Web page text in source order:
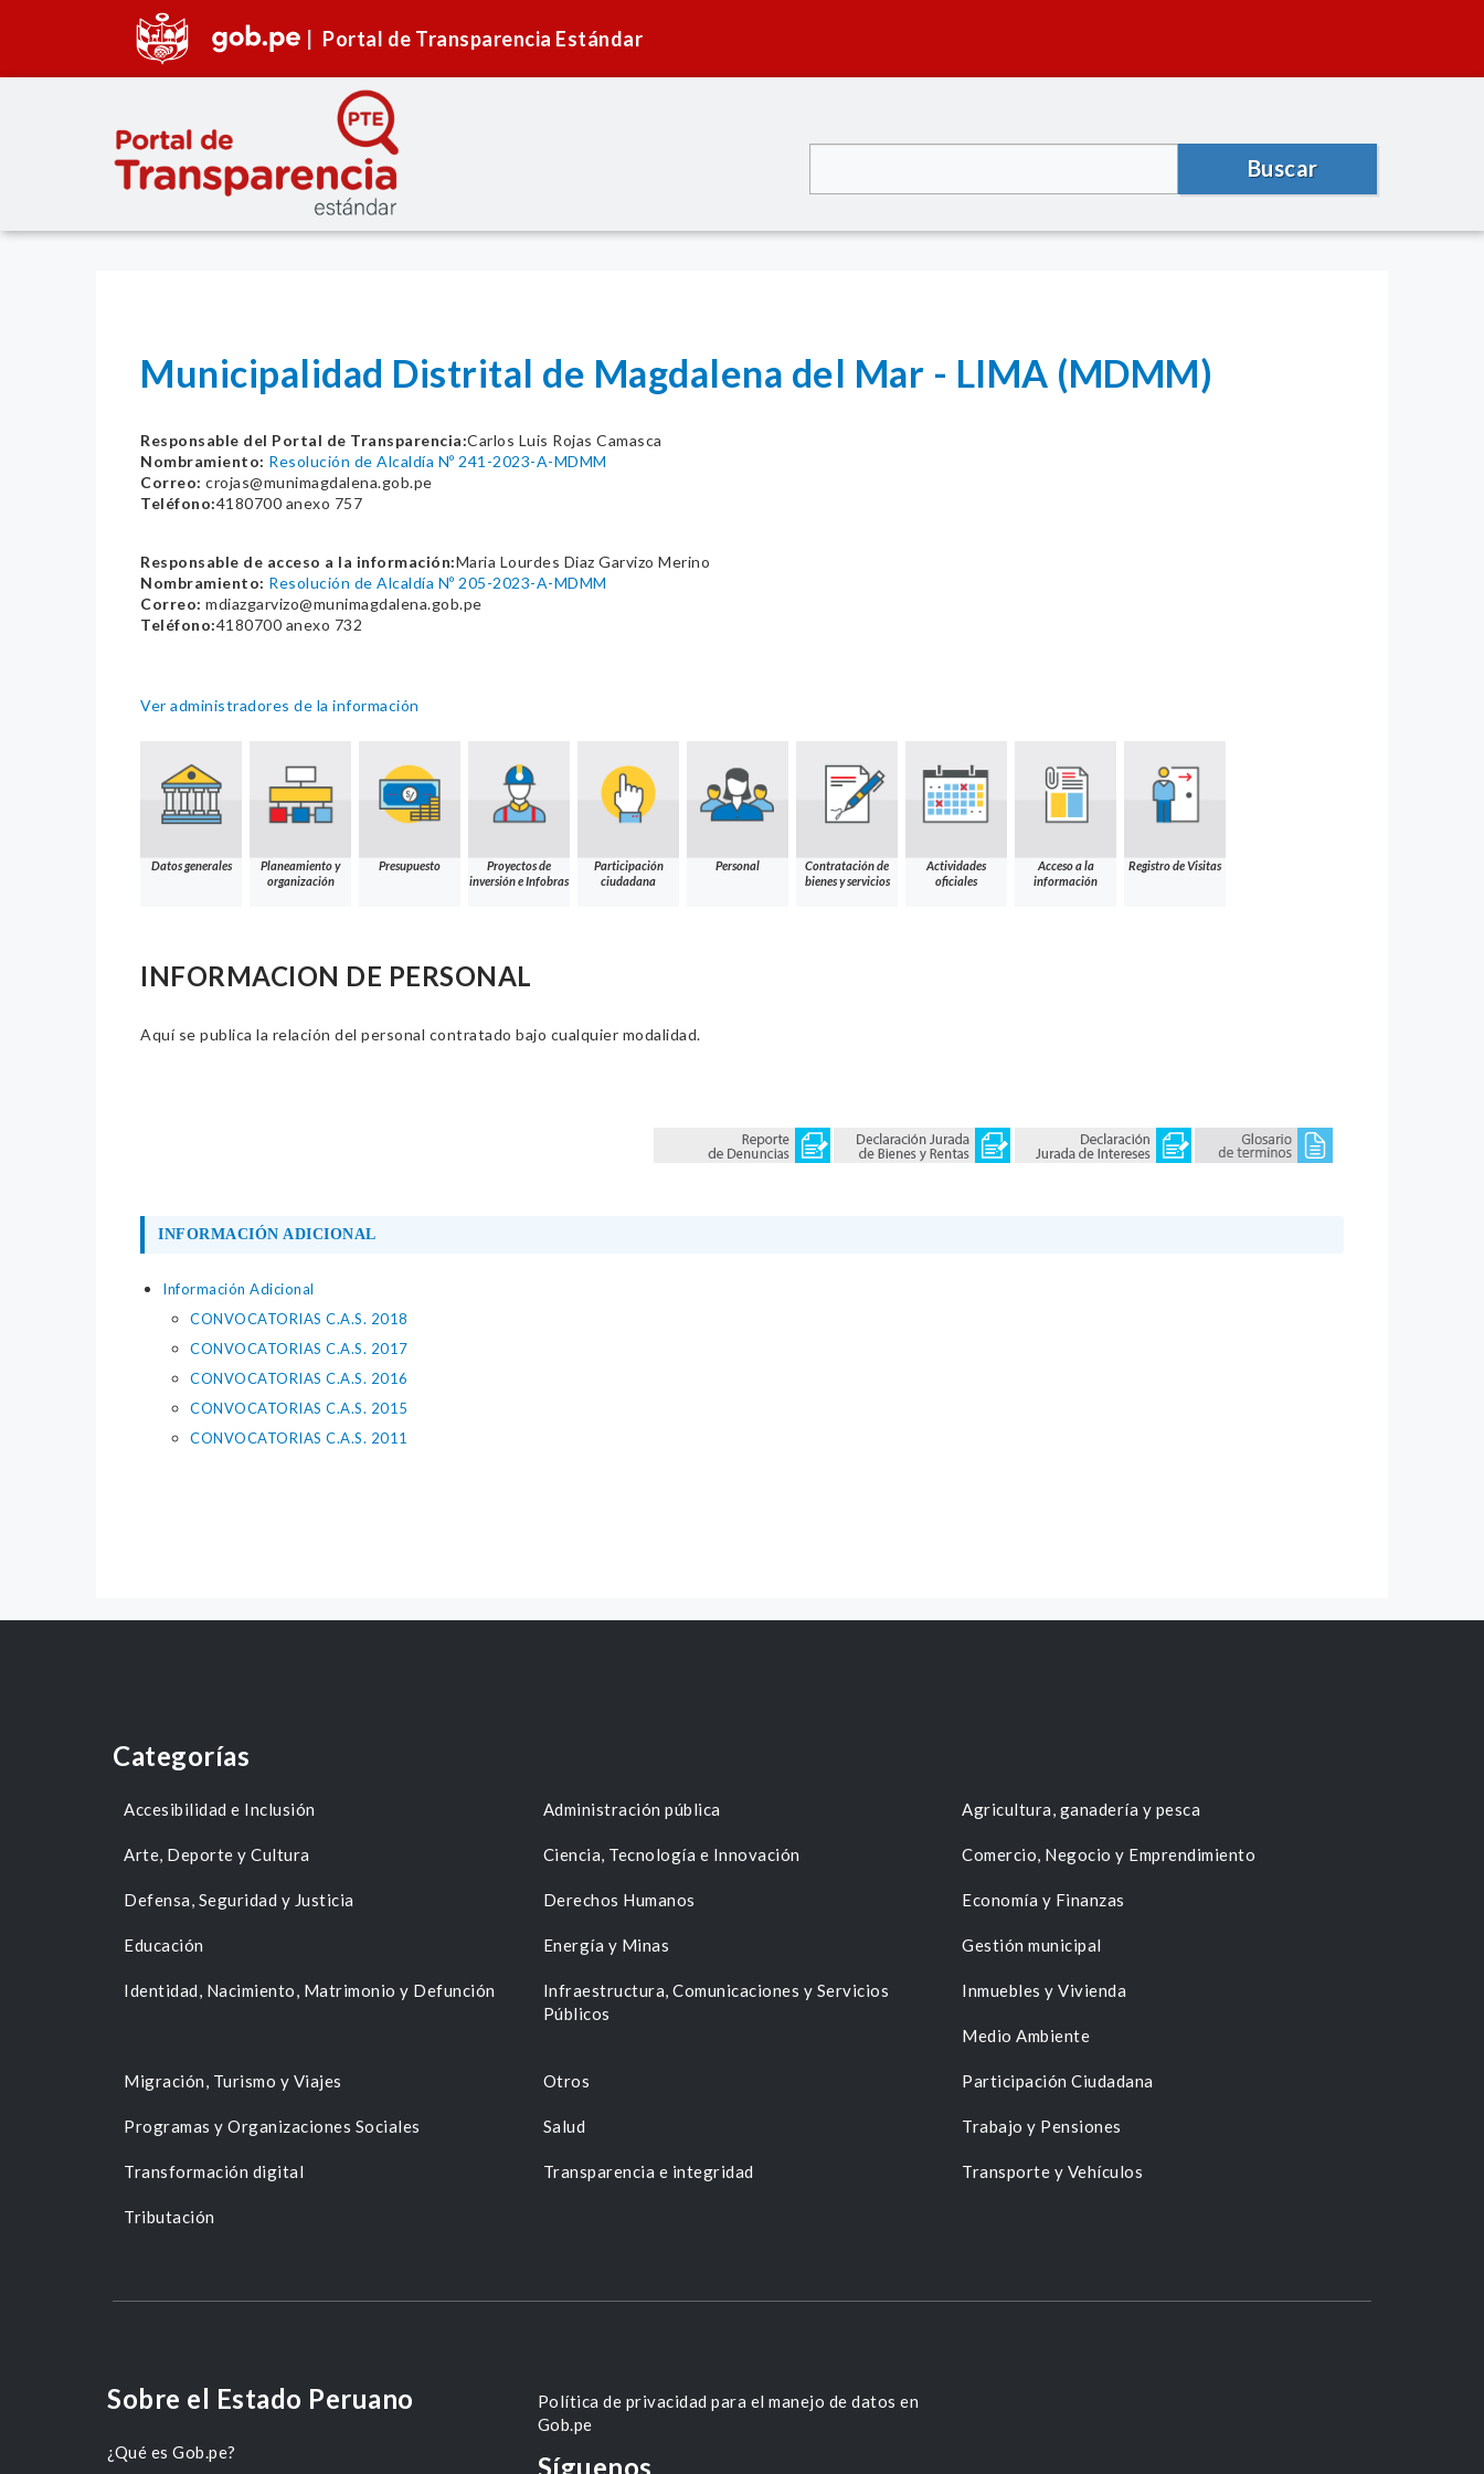
Portal de Transparencia Estándar
Buscar
Municipalidad Distrital de Magdalena del Mar - LIMA (MDMM)
Responsable del Portal de Transparencia:Carlos Luis Rojas Camasca
Nombramiento: Resolución de Alcaldía Nº 241-2023-A-MDMM
Correo: crojas@munimagdalena.gob.pe
Teléfono:4180700 anexo 757
Responsable de acceso a la información:Maria Lourdes Diaz Garvizo Merino
Nombramiento: Resolución de Alcaldía Nº 205-2023-A-MDMM
Correo: mdiazgarvizo@munimagdalena.gob.pe
Teléfono:4180700 anexo 732
Ver administradores de la información
Datos generales
Planeamiento y
organización
Presupuesto
Proyectos de
inversión e Infobras
Participación
ciudadana
Personal
Contratación de
bienes y servicios
Actividades
oficiales
Acceso a la
información
Registro de Visitas
INFORMACION DE PERSONAL
Aquí se publica la relación del personal contratado bajo cualquier modalidad.
INFORMACIÓN ADICIONAL
Información Adicional
CONVOCATORIAS C.A.S. 2018
CONVOCATORIAS C.A.S. 2017
CONVOCATORIAS C.A.S. 2016
CONVOCATORIAS C.A.S. 2015
CONVOCATORIAS C.A.S. 2011
Categorías
Accesibilidad e Inclusión Administración pública Agricultura, ganadería y pesca
Arte, Deporte y Cultura Ciencia, Tecnología e Innovación Comercio, Negocio y Emprendimiento
Defensa, Seguridad y Justicia Derechos Humanos Economía y Finanzas
Educación Energía y Minas Gestión municipal
Identidad, Nacimiento, Matrimonio y Defunción
Infraestructura, Comunicaciones y Servicios
Públicos
Inmuebles y Vivienda
Medio Ambiente
Migración, Turismo y Viajes Otros Participación Ciudadana
Programas y Organizaciones Sociales Salud Trabajo y Pensiones
Transformación digital Transparencia e integridad Transporte y Vehículos
Tributación
Sobre el Estado Peruano
¿Qué es Gob.pe?
Política de privacidad para el manejo de datos en
Gob.pe
Síguenos